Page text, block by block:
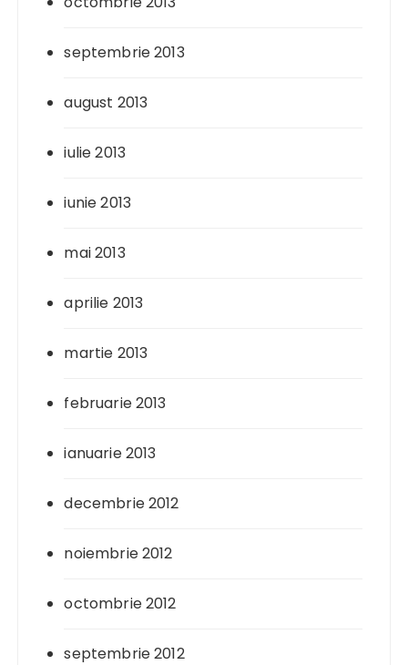
septembrie 2013
august 2013
iulie 2013
iunie 2013
mai 2013
aprilie 2013
martie 2013
februarie 2013
ianuarie 2013
decembrie 2012
noiembrie 2012
octombrie 2012
septembrie 2012